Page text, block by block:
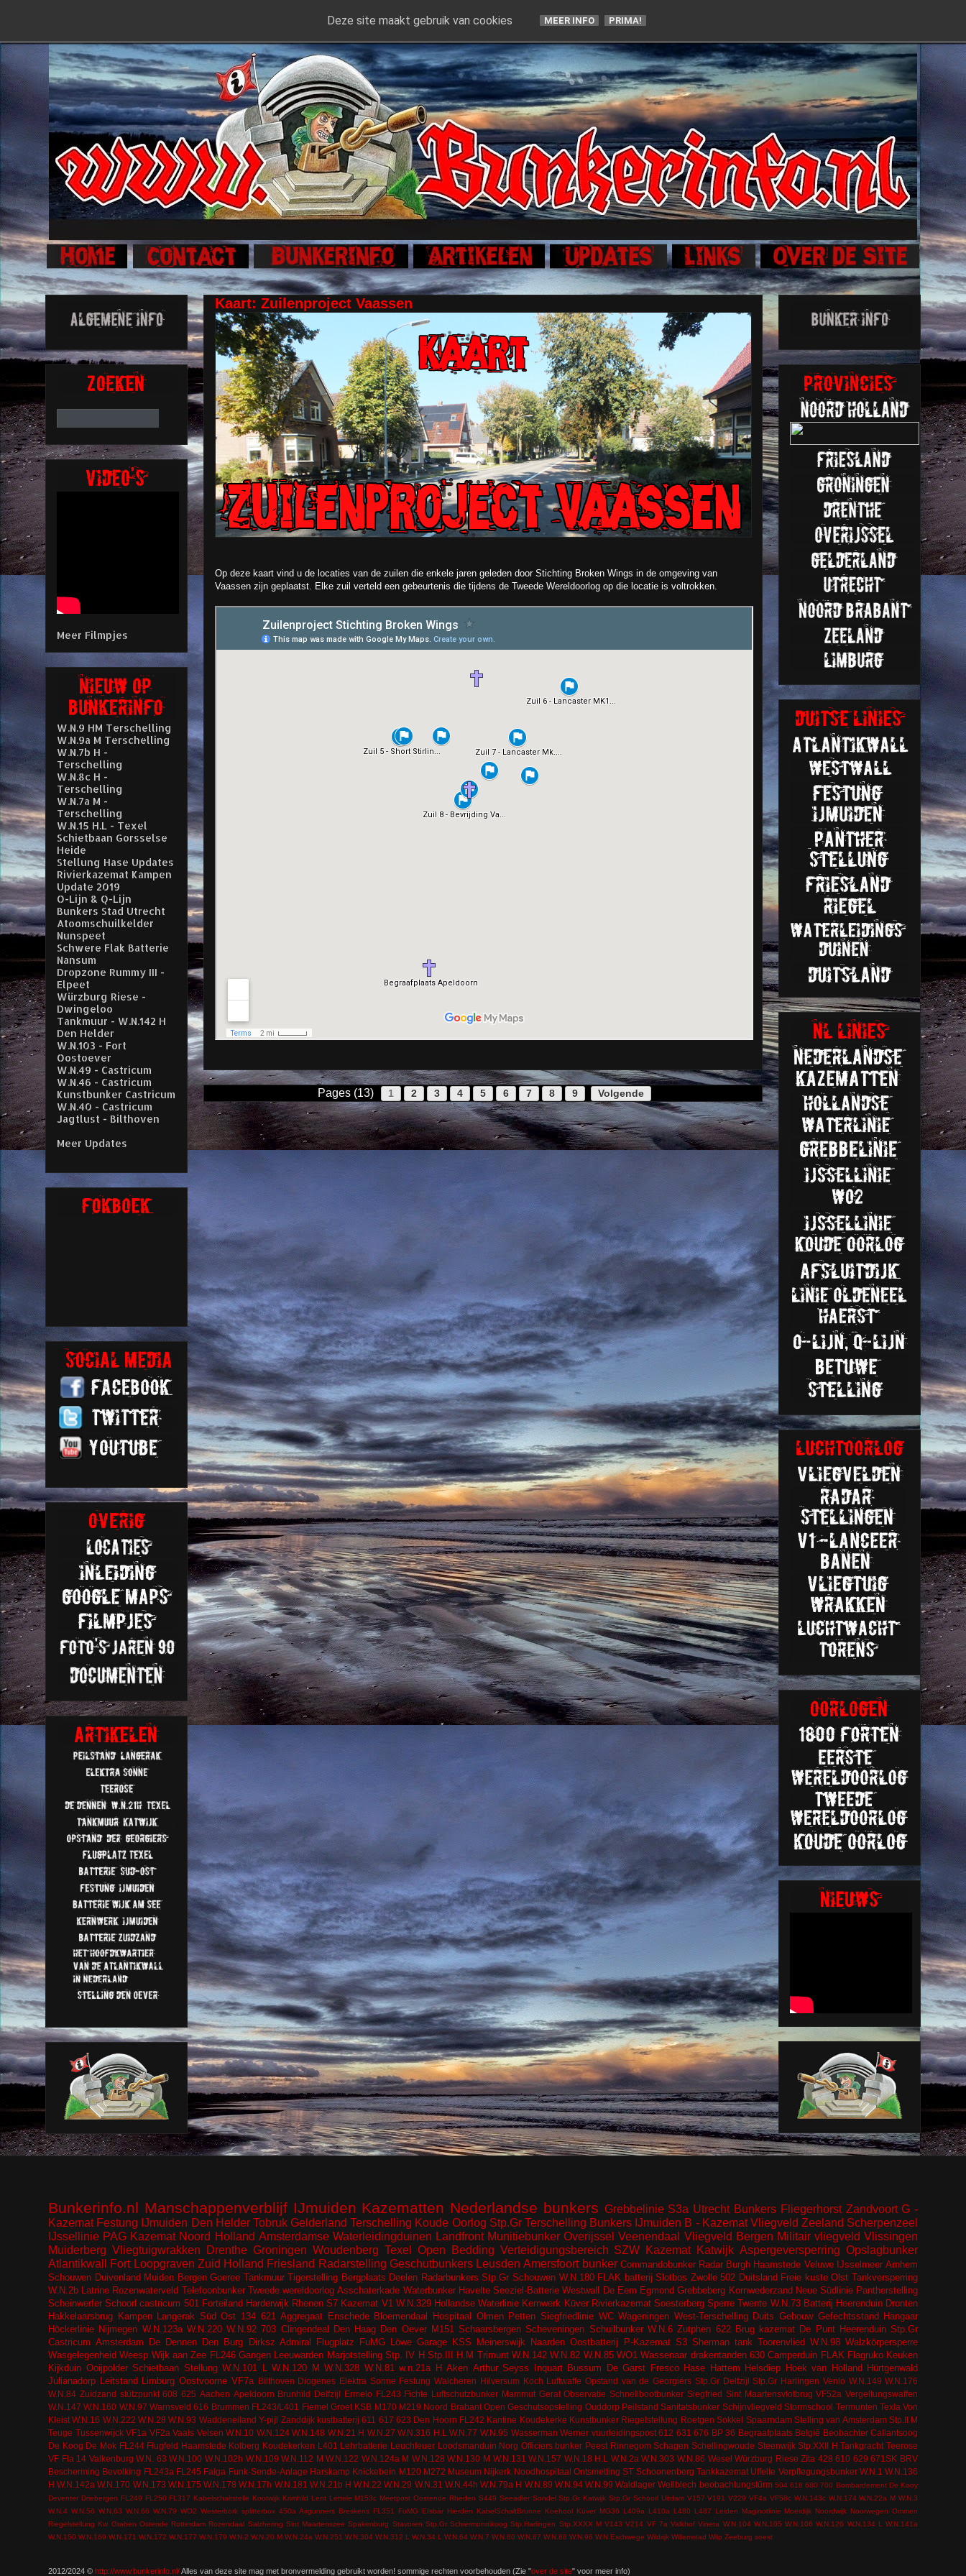
Kaart: Zuilenproject Vaassen
Op deze kaart vind u de locaties van de zuilen die enkele jaren geleden door Stichting Broken Wings in de omgeving van
Vaassen zijn geplaatst. Elke zuil verteld een gebeurtenis die tijdens de Tweede Wereldoorlog op die locatie is voltrokken.
Pages (13) 1 2 3 4 5 6 7 8 9 Volgende
Meer Filmpjes
W.N.9 HM Terschelling
W.N.9a M Terschelling
W.N.7b H -
Terschelling
W.N.8c H -
Terschelling
W.N.7a M -
Terschelling
W.N.15 H.L - Texel
Schietbaan Gorsselse
Heide
Stellung Hase Updates
Rivierkazemat Kampen
Update 2019
O-Lijn & Q-Lijn
Bunkers Stad Utrecht
Atoomschuilkelder
Nunspeet
Schwere Flak Batterie
Nansum
Dropzone Rummy III -
Elpeet
Würzburg Riese -
Dwingeloo
Tankmuur - W.N.142 H
Den Helder
W.N.103 - Fort
Oostoever
W.N.49 - Castricum
W.N.46 - Castricum
Kunstbunker Castricum
W.N.40 - Castricum
Jagtlust - Bilthoven
Meer Updates
Bunkerinfo.nl Manschappenverblijf IJmuiden Kazematten Nederlandse bunkers Grebbelinie S3a Utrecht Bunkers Fliegerhorst Zandvoort G -
Kazemat Festung IJmuiden Den Helder Tobruk Gelderland Terschelling Koude Oorlog Stp.Gr Terschelling Bunkers IJmuiden B - Kazemat Vliegveld Zeeland Scherpenzeel
IJssellinie PAG Kazemat Noord Holland Amsterdamse Waterleidingduinen Landfront Munitiebunker Overijssel Veenendaal Vliegveld Bergen Militair vliegveld Vlissingen
Muiderberg Vliegtuigwrakken Drenthe Groningen Woudenberg Texel Open Bedding Verteidigungsbereich SZW Kazemat Katwijk Aspergeversperring Opslagbunker
Atlantikwall
Fort Loopgraven Zuid Holland Friesland Radarstelling Geschutbunkers Leusden Amersfoort bunker Commandobunker Radar Burgh Haamstede Veluwe IJsselmeer Arnhem
Schouwen Duivenland Muiden Bergen Goeree Tankmuur Tigerstelling Bergplaats Deelen Radarbunkers Stp.Gr Schouwen W.N.180 FLAK batterij Slotbos Zwolle 502 Duitsland Freie kuste Olst Tankversperring
W.N.2b Latrine Rozenwaterveld Telefoonbunker Tweede wereldoorlog Asschaterkade Waterbunker Havelte Seeziel-Batterie Westwall De Eem Egmond Grebbeberg Kornwederzand Neue Südlinie Pantherstelling
Scheinwerfer Schoorl castricum 501 Forteiland Harderwijk Rhenen S7 Kazemat V1 W.N.329 Hollandse Waterlinie Kernwerk Küver Rivierkazemat Soesterberg Sperre Twente W.N.73 Batterij Heerenduin Dronten
Hakkelaarsbrug Kampen Langerak Süd Ost 134 621 Aggregaat Enschede Bloemendaal Hospitaal Olmen Petten Siegfriedlinie WC Wageningen West-Terschelling Duits Gebouw Gefechtsstand Hangaar
Höckerlinie Nijmegen W.N.123a W.N.220 W.N.92 703 Clingendeal Den Haag Den Oever M151 Schaarsbergen Scheveningen Schuilbunker W.N.6 Zutphen 622 Brug kazemat De Punt Heerenduin Stp.Gr
Castricum Amsterdam De Dennen Den Burg Dirksz Admiral Flugplatz FuMG Löwe Garage KSS Meinerswijk Naarden Oostbatterij P-Kazemat S3 Sherman tank Toorenvlied W.N.98 Walzkörpersperre
Wasgelegenheid Weesp Wijk aan Zee FL246 Gangen Leeuwarden Marjotstelling Stp. IV H Stp.III H.M Trimunt W.N.142 W.N.82 W.N.85 WO1 Wassenaar drakentanden 630 Camperduin FLAK Flagruko Keuken
Kijkduin Ooijpolder Schietbaan Stellung W.N.101 L W.N.120 M W.N.328 W.N.81 w.n.21a H Aken Arthur Seyss Inquart Bussum De Garst Fresco Hase Hattem Helsdiep Hoek van Holland Hürtgenwald
Julianadorp Leitstand Limburg Oostvoorne VF7a Bilthoven Diogenes Elektra Sonne Festung Walcheren Hilversum Koch Luftwaffe Opstand van de Georgiërs Stp.Gr Delfzijl Stp.Gr Harlingen Venlo W.N.149 W.N.176
W.N.84 Zuidzand stützpunkt 608 625 Aachen Apeldoorn Brunhild Delfzijl Ermelo FL243 Fichte Luftschutzbunker Mammut Gerat Observatie Schnellbootbunker Siegfried Sint Maartensvlotbrug VF52a Vergeltungswaffen
W.N.147 W.N.160 W.N.97 Warnsveld 616 Brummen FL243/L401 Fiemel Groet KSB M170 M219 Noord Brabant Open Geschutsopstelling Ouddorp Peilstand Sanitatsbunker Schijnvliegveld Stormschool Termunten Texla Von
Kleist W.N.16 W.N.222 W.N.28 W.N.93 Waddeneiland Y-pijl Zanddijk kustbatterij 611 617 623 Den Hoorn FL242 Kantine Koudekerke Kunstbunker Riegelstellung Roetgen Sokkel Spaarndam Stelling van Amsterdam Stp.II M
Teuge Tussenwijck VF1a VF2a Vaals Velsen W.N.10 W.N.124 W.N.148 W.N.21 H W.N.27 W.N.316 H.L W.N.77 W.N.95 Wasserman Werner vuurleidingspost 612 631 676 BP 36 Begraafplaats België Beobachter Callantsoog
De Koog De Mok FL244 Flugfeld Haamstede Kolberg Koudekerken L401 Lehrbatterie Leuchfeuer Loodsmanduin Norg Officiers bunker Peest Rinnegom Schagen Schellingwoude Steenwijk Stp.XXII H Tankgracht Teerose
VF Fla 14 Valkenburg W.N. 63 W.N.100 W.N.102h W.N.109 W.N.112 M W.N.122 W.N.124a M W.N.128 W.N.130 M W.N.131 W.N.157 W.N.18 H.L W.N.2a W.N.303 W.N.86 Wesel Würzburg Riese Zita 428 610 629 671SK BRV
Bescherming Bevolking FL243a FL245 Falga Funk-Sende-Anlage Harskamp Knickebein M120 M272 Museum Nijkerk Noodhospitaal Ontsmetting ST Schoonenberg Tankkazemat Uffelte Verpflegungsbunker W.N.1 W.N.136
H W.N.142a W.N.170 W.N.173 W.N.175 W.N.178 W.N.17h W.N.181 W.N.21b H W.N.22 W.N.29 W.N.31 W.N.44h W.N.79a H W.N.89 W.N.94 W.N.99 Waldlager Wellblech beobachtungstürm 504 618 680 700 Bombardement De Kooy
Deventer Driebergen FL249 FL250 FL317 Kabelschaltstelle Kootwijk Krimhild Lent Lettele M153c Meetpost Oostende Rheden S449 Seeadler Sondel Stp.Gr Katwijk Stp.Gr Schoorl Uitdam V157 V191 V229 VF4a VF58c W.N.143c W.N.174 W.N.22a M W.N.3
W.N.4 W.N.56 W.N.63 W.N.66 W.N.79 WO2 Westerbork splitterbox 450a Airgunners Breskens FL351 FuMG EIsbär Hierden KabelSchaltBrunne Koehool Küver MG36 L409a L410a L480 L487 Leiden Maginotlinie Moerdijk Noordwijk Noorwegen Ommen
Riegelstellung Kw Graben Ostende Rotterdam Rozendaal Salzhering Sint Maartenszee Spakenburg Stavoren Stp.Gr Schiermonnikoog Stp.Harlingen Stp.XXXX M V143 V214 VF 7a Valkhof Vineta W.N.104 W.N.105 W.N.106 W.N.126 W.N.134 L
W.N.141a
W.N.150 W.N.169 W.N.171 W.N.172 W.N.177 W.N.179 W.N.2 W.N.20 M W.N.24a W.N.251 W.N.304 W.N.312 L W.N.34 L W.N.64 W.N.7 W.N.80 W.N.87 W.N.88 W.N.96 W.N.Eschwege Wildrijk Willemstad Wilp Zeeburg soest
2012/2024 © http://www.bunkerinfo.nl/Alles van deze site mag met bronvermelding gebruikt worden! sommige rechten voorbehouden (Zie "over de site" voor meer info)
Deze site maakt gebruik van cookies MEER INFO PRIMA!